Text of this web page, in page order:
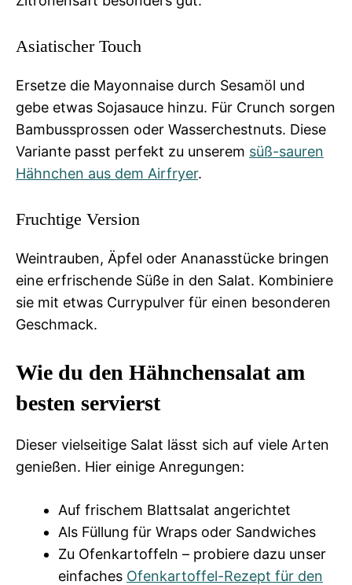
Asiatischer Touch
Ersetze die Mayonnaise durch Sesamöl und
gebe etwas Sojasauce hinzu. Für Crunch sorgen
Bambussprossen oder Wasserchestnuts. Diese
Variante passt perfekt zu unserem süß-sauren
Hähnchen aus dem Airfryer.
Fruchtige Version
Weintrauben, Äpfel oder Ananasstücke bringen
eine erfrischende Süße in den Salat. Kombiniere
sie mit etwas Currypulver für einen besonderen
Geschmack.
Wie du den Hähnchensalat am
besten servierst
Dieser vielseitige Salat lässt sich auf viele Arten
genießen. Hier einige Anregungen:
Auf frischem Blattsalat angerichtet
Als Füllung für Wraps oder Sandwiches
Zu Ofenkartoffeln – probiere dazu unser
einfaches Ofenkartoffel-Rezept für den